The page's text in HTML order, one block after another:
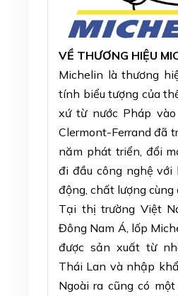
VỀ THƯƠNG HIỆU
Michelin là thương
tính biểu tượng của
xứ từ nước Pháp
Clermont-Ferrand đã
năm phát triển, đổi
đi đầu công nghệ
động, chất lượng cùng
Tại thị trường Việt
Đông Nam Á, lốp
được sản xuất từ
Thái Lan và nhập
Ngoài ra cũng có